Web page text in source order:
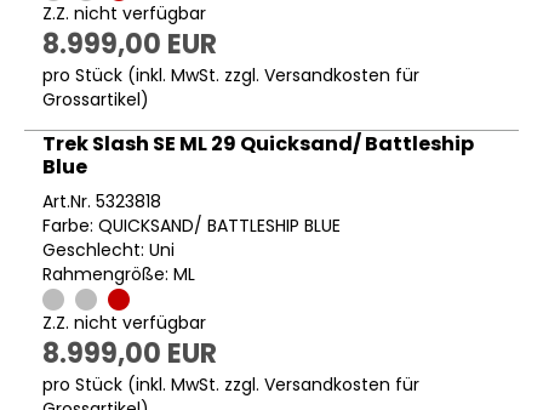
Z.Z. nicht verfügbar
8.999,00 EUR
pro Stück (inkl. MwSt. zzgl. Versandkosten für
Grossartikel)
Trek Slash SE ML 29 Quicksand/ Battleship
Blue
Art.Nr. 5323818
Farbe: QUICKSAND/ BATTLESHIP BLUE
Geschlecht: Uni
Rahmengröße: ML
Z.Z. nicht verfügbar
8.999,00 EUR
pro Stück (inkl. MwSt. zzgl. Versandkosten für